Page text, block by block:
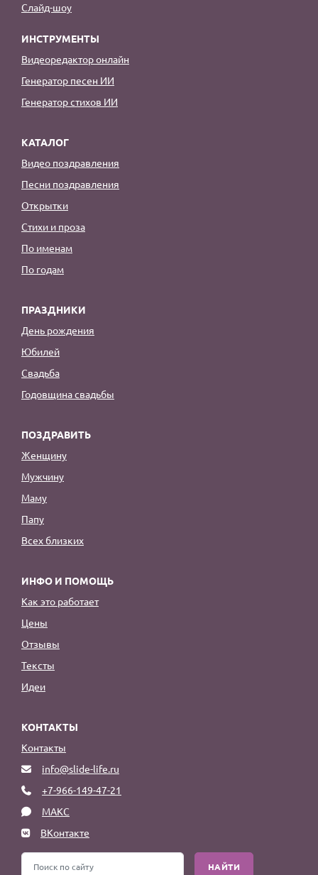
Слайд-шоу
ИНСТРУМЕНТЫ
Видеоредактор онлайн
Генератор песен ИИ
Генератор стихов ИИ
КАТАЛОГ
Видео поздравления
Песни поздравления
Открытки
Стихи и проза
По именам
По годам
ПРАЗДНИКИ
День рождения
Юбилей
Свадьба
Годовщина свадьбы
ПОЗДРАВИТЬ
Женщину
Мужчину
Маму
Папу
Всех близких
ИНФО И ПОМОЩЬ
Как это работает
Цены
Отзывы
Тексты
Идеи
КОНТАКТЫ
Контакты
info@slide-life.ru
+7-966-149-47-21
МАКС
ВКонтакте
НАЙТИ